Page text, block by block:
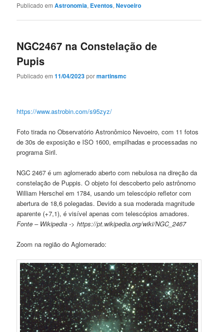
Publicado em Astronomia, Eventos,Nevoeiro
NGC2467 na Constelação de
Pupis
Publicado em11/04/2023pormartinsmc
https://www.astrobin.com/s95zyz/
Foto tirada no Observatório Astronômico Nevoeiro, com 11 fotos
de 30s de exposição e ISO 1600, empilhadas e processadas no
programa Siril.
NGC 2467 é um aglomerado aberto com nebulosa na direção da
constelação de Puppis. O objeto foi descoberto pelo astrônomo
William Herschel em 1784, usando um telescópio refletor com
abertura de 18,6 polegadas. Devido a sua moderada magnitude
aparente (+7,1), é visível apenas com telescópios amadores.
Fonte – Wikipedia -> https://pt.wikipedia.org/wiki/NGC_2467
Zoom na região do Aglomerado: